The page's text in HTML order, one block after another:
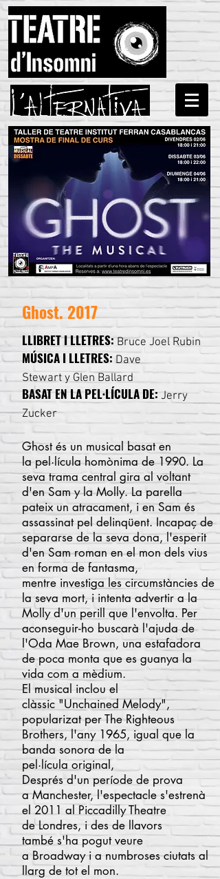
Ghost. 2017
LLIBRET I LLETRES:Bruce Joel Rubin
MÚSICA I LLETRES: Dave
Stewart yGlen Ballard
BASAT EN LA PEL·LÍCULA DE:Jerry
Zucker
Ghost és un musical basat en
lapel·lícula homònima de1990.La
seva trama central gira al voltant
d'en Sam y la Molly. La parella
pateix un atracament, i en Sam és
assassinat pel delinqüent. Incapaç de
separarse de la seva dona, l'esperit
d'en Sam roman en el mon dels vius
en forma de fantasma,
mentre investiga les circumstàncies de
la seva mort, i intenta advertir a la
Molly d'un perill que l'envolta. Per
aconseguir-ho buscarà l'ajuda de
l'Oda Mae Brown, una estafadora
de poca monta que es guanya la
vida com amèdium.
El musical inclou el
clàssic "Unchained Melody",
popularizat perThe Righteous
Brothers,l'any 1965, igual que la
banda sonora de la
pel·lícula original,
Després d'un període de prova
aManchester, l'espectacle s'estrenà
el2011 al Piccadilly Theatre
deLondres, ides de llavors
també s'ha pogut veure
a Broadwayi a numbroses ciutats al
llarg de tot el mon.